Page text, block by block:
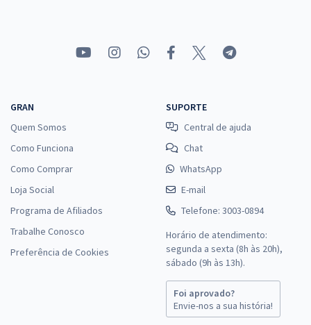
à vista
R$21,99
Economize R$ 65,96 (-20%)
PC PI - Polícia Civil do Estado do Piauí - Conhecimentos Específicos
para Oficial Investigador
à vista
R$29,99
Economize R$ 89,96 (-20%)
Comprar
GRAN
Quem Somos
Como Funciona
Como Comprar
Loja Social
Programa de Afiliados
Trabalhe Conosco
Preferência de Cookies
SUPORTE
Central de ajuda
Chat
WhatsApp
E-mail
Telefone: 3003-0894
Horário de atendimento:
segunda a sexta (8h às 20h),
sábado (9h às 13h).
Foi aprovado?
Envie-nos a sua história!